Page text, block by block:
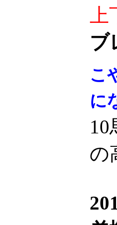
ブ
こ
に
10
の